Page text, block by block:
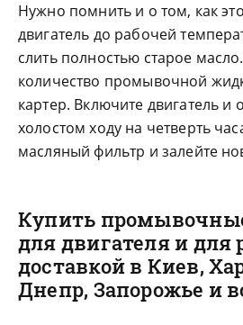
Нужно помнить и о том, как
двигатель до рабочей
слить полностью старое
количество промывочной
картер. Включите двигатель и
холостом ходу на четверть
масляный фильтр и залейте
Купить
для двигателя и для
доставкой в Киев,
Днепр, Запорожье и